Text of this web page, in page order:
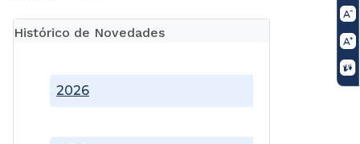
Histórico de Novedades
2026